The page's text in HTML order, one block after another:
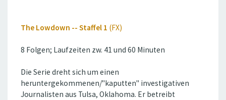
The Lowdown -- Staffel 1 (FX)
8 Folgen; Laufzeiten zw. 41 und 60 Minuten
Die Serie dreht sich um einen
heruntergekommenen/''kaputten'' investigativen
Journalisten aus Tulsa, Oklahoma. Er betreibt